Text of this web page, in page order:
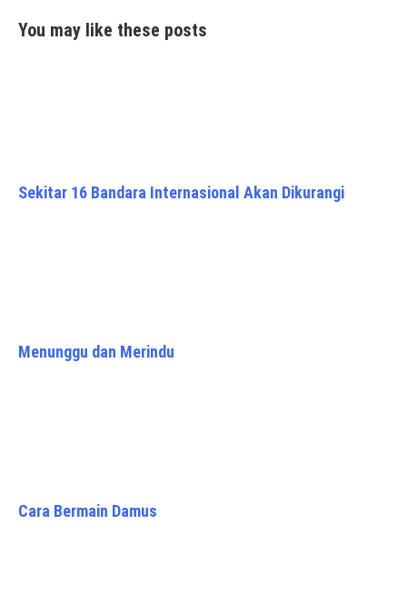
You may like these posts
Sekitar 16 Bandara Internasional Akan Dikurangi
Menunggu dan Merindu
Cara Bermain Damus